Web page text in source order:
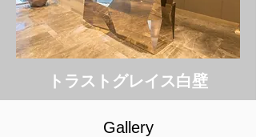
トラストグレイス白壁
Gallery